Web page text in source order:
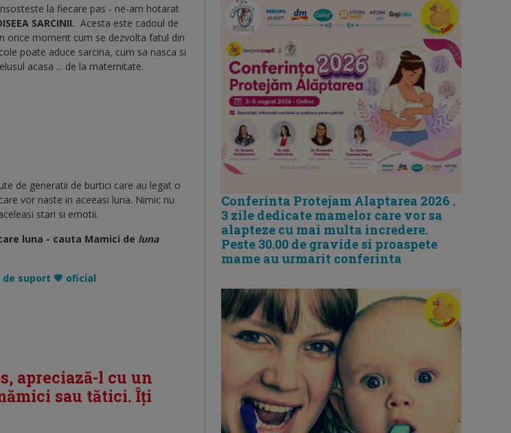
la fiecare pas - ne-am hotarat
SARCINII. Acesta este cadoul de
orice moment cum se dezvolta fatul din
poate aduce sarcina, cum sa nasca si
acasa ... de la maternitate.
de generatii de burtici care au legat o
vor naste in aceeasi luna. Nimic nu
stari si emotii.
luna - cauta Mamici de luna
suport 💗 oficial
apreciază-l cu un
sau tătici. Îți
Conferinta Protejam Alaptarea 2026 .
3 zile dedicate mamelor care vor sa
alapteze cu mai multa incredere.
Peste 30.00 de gravide si proaspete
mame au urmarit conferinta